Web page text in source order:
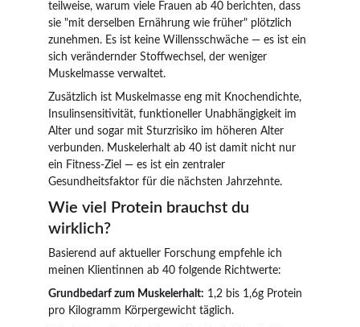
teilweise, warum viele Frauen ab 40 berichten, dass
sie "mit derselben Ernährung wie früher" plötzlich
zunehmen. Es ist keine Willensschwäche — es ist ein
sich verändernder Stoffwechsel, der weniger
Muskelmasse verwaltet.
Zusätzlich ist Muskelmasse eng mit Knochendichte,
Insulinsensitivität, funktioneller Unabhängigkeit im
Alter und sogar mit Sturzrisiko im höheren Alter
verbunden. Muskelerhalt ab 40 ist damit nicht nur
ein Fitness-Ziel — es ist ein zentraler
Gesundheitsfaktor für die nächsten Jahrzehnte.
Wie viel Protein brauchst du
wirklich?
Basierend auf aktueller Forschung empfehle ich
meinen Klientinnen ab 40 folgende Richtwerte:
Grundbedarf zum Muskelerhalt: 1,2 bis 1,6g Protein
pro Kilogramm Körpergewicht täglich.